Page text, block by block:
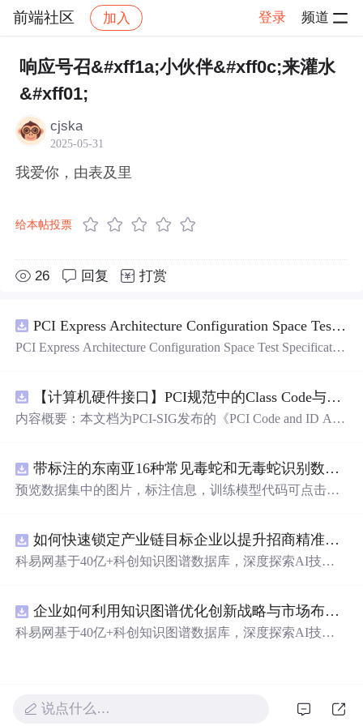
前端社区 加入 登录 频道
社区 前端社区 感慨 帖子详情
响应号召&#xff1a;小伙伴&#xff0c;来灌水
&#xff01;
cjska
2025-05-31
我爱你，由表及里
给本帖投票
26 回复 打赏
PCI Express Architecture Configuration Space Test Specification Revision 5.0, Version 1.0 (CB).pdf
PCI Express Architecture Configuration Space Test Specificatio
【计算机硬件接口】PCI规范中的Class Code与Capability ID分配：设备功能分类及扩展能力标识系统设计
内容概要：本文档为PCI-SIG发布的《PCI Code and ID Assi
ity IDs）以
带标注的东南亚16种常见毒蛇和无毒蛇识别数据集， 识别率73.4%，7593张图，支持yolo
预览数据集中的图片，标注信息，训练模型代码可点击查
免费咨询，主页获取作者联系方式
如何快速锁定产业链目标企业以提升招商精准度？.docx
科易网基于40亿+科创知识图谱数据库，深度探索AI技术
新领域的AI+数智化解决方案，推动科技创新与产业创新
智能化发展。
企业如何利用知识图谱优化创新战略与市场布局？.docx
科易网基于40亿+科创知识图谱数据库，深度探索AI技术
智能化发展。
说点什么…